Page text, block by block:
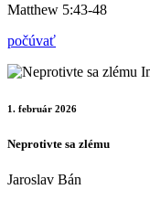
Matthew 5:43-48
počúvať
1. február 2026
Neprotivte sa zlému
Jaroslav Bán